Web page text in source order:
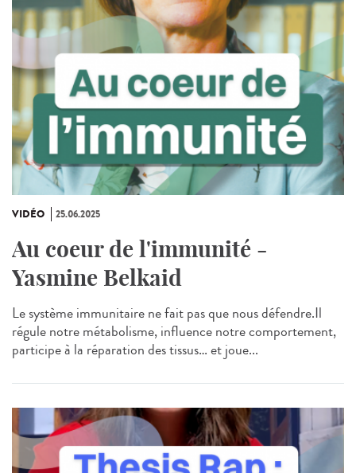
VIDÉO 25.06.2025
Au coeur de l'immunité -
Yasmine Belkaid
Le système immunitaire ne fait pas que nous défendre.Il
régule notre métabolisme, influence notre comportement,
participe à la réparation des tissus… et joue...